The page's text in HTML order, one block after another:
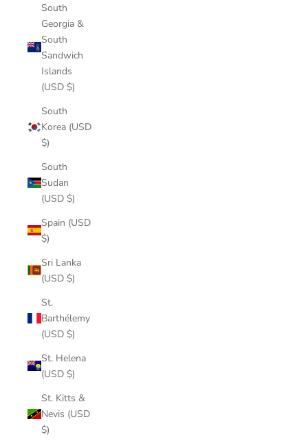
South
Georgia &
South
Sandwich
Islands
(USD $)
South
Korea (USD
$)
South
Sudan
(USD $)
Spain (USD
$)
Sri Lanka
(USD $)
St.
Barthélemy
(USD $)
St. Helena
(USD $)
St. Kitts &
Nevis (USD
$)